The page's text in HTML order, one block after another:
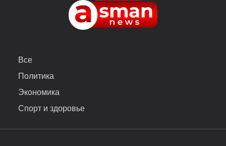
Все
Политика
Экономика
Спорт и здоровье